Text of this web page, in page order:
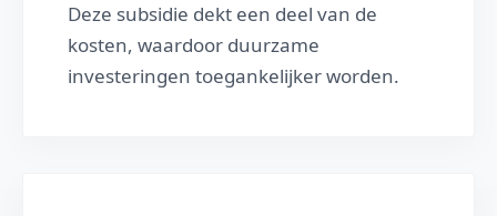
Deze subsidie dekt een deel van de
kosten, waardoor duurzame
investeringen toegankelijker worden.